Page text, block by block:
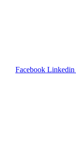
Facebook Linkedin